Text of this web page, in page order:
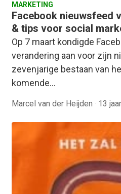
MARKETING
Facebook nieuwsfeed
& tips voor social
Op 7 maart kondigde
verandering aan voor zijn
zevenjarige bestaan van
komende…
Marcel van der Heijden · 13